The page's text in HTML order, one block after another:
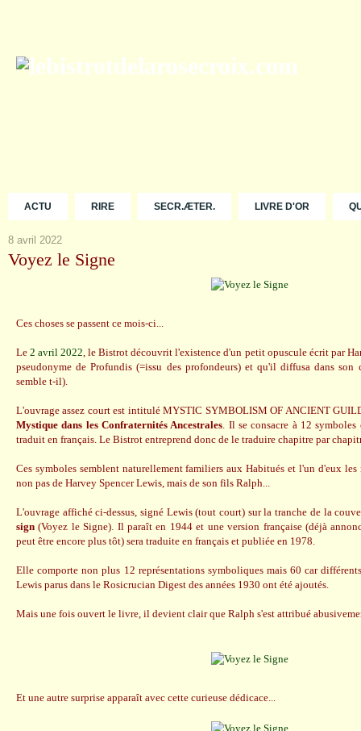
ACTU RIRE SECR.ÆTER. LIVRE D'OR
8 avril 2022
Voyez le Signe
Ces choses se passent ce mois-ci...
Le2 avril 2022, le Bistrot découvrit l'existence d'un petit opuscule écrit par
pseudonyme de Profundis (=issu des profondeurs) et qu'il diffusa dans son
semble t-il).
L'ouvrage assez court est intitulé MYSTIC SYMBOLISM OF ANCIENT
Mystique dans les Confraternités Ancestrales. Il se consacre à 12
traduit en français. Le Bistrot entreprend donc de le traduire chapitre par
Ces symboles semblent naturellement familiers aux Habitués et l'un d'eux
non pas de Harvey Spencer Lewis, mais de son fils Ralph...
L'ouvrage affiché ci-dessus, signé Lewis (tout court) sur la tranche de la
sign (Voyez le Signe). Il paraît en 1944 et une version française (déjà
peut être encore plus tôt) sera traduite en français et publiée en 1978.
Elle comporte non plus 12 représentations symboliques mais 60 car
Lewis parus dans le Rosicrucian Digest des années 1930 ont été ajoutés.
Mais une fois ouvert le livre, il devient clair que Ralph s'est attribué
Et une autre surprise apparaît avec cette curieuse dédicace...